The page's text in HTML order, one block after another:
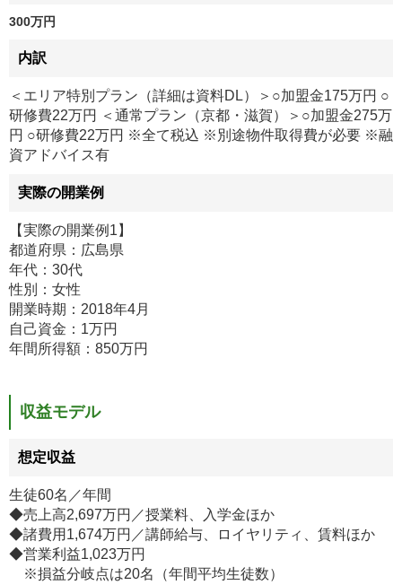
300万円
内訳
＜エリア特別プラン（詳細は資料DL）＞○加盟金175万円 ○
研修費22万円 ＜通常プラン（京都・滋賀）＞○加盟金275万
円 ○研修費22万円 ※全て税込 ※別途物件取得費が必要 ※融
資アドバイス有
実際の開業例
【実際の開業例1】
都道府県：広島県
年代：30代
性別：女性
開業時期：2018年4月
自己資金：1万円
年間所得額：850万円
収益モデル
想定収益
生徒60名／年間
◆売上高2,697万円／授業料、入学金ほか
◆諸費用1,674万円／講師給与、ロイヤリティ、賃料ほか
◆営業利益1,023万円
※損益分岐点は20名（年間平均生徒数）